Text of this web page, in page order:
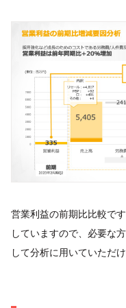
営業利益の前期比比較で
していますので、必要な
して分析に用いていただ